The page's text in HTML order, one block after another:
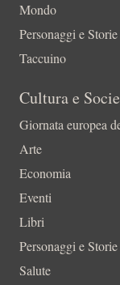
Mondo
Personaggi e Storie
Taccuino
Cultura e
Giornata europea
Arte
Economia
Eventi
Libri
Personaggi e Storie
Salute